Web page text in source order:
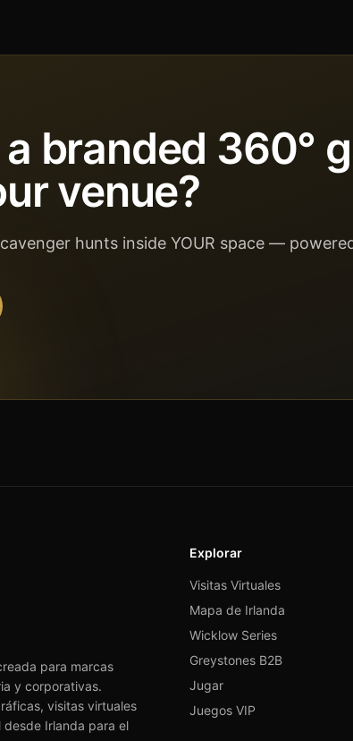
branded 360°
venue?
hunts inside YOUR space —
para marcas
y corporativas.
visitas virtuales
Irlanda para el
Explorar
Visitas Virtuales
Mapa de Irlanda
Wicklow Series
Greystones B2B
Jugar
Juegos VIP